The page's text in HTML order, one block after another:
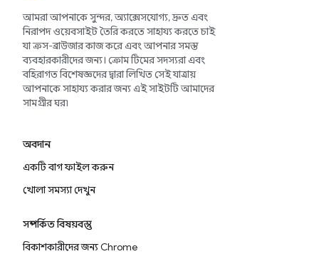
আমরা আপনাকে সুন্দর, অ্যাক্সেসযোগ্য, দ্রুত এবং
নিরাপদ ওয়েবসাইট তৈরি করতে সাহায্য করতে চাই
যা ক্রস-ব্রাউজার কাজ করে এবং আপনার সমস্ত
ব্যবহারকারীদের জন্য। ক্রোম টিমের সদস্যরা এবং
বহিরাগত বিশেষজ্ঞদের দ্বারা লিখিত সেই যাত্রায়
আপনাকে সাহায্য করার জন্য এই সাইটটি আমাদের
সামগ্রীর ঘর৷
অবদান
একটি বাগ ফাইল করুন
খোলা সমস্যা দেখুন
সম্পর্কিত বিষয়বস্তু
বিকাশকারীদের জন্য Chrome